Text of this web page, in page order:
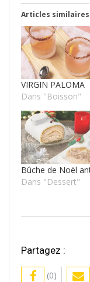
Articles similaires
VIRGIN PALOMA
Dans "Boisson"
Bûche de Noël
Dans "Dessert"
Partagez :
(0)